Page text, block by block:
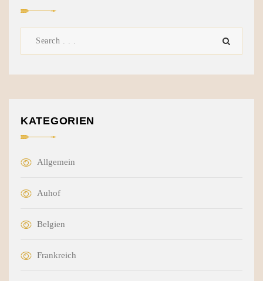
KATEGORIEN
Allgemein
Auhof
Belgien
Frankreich